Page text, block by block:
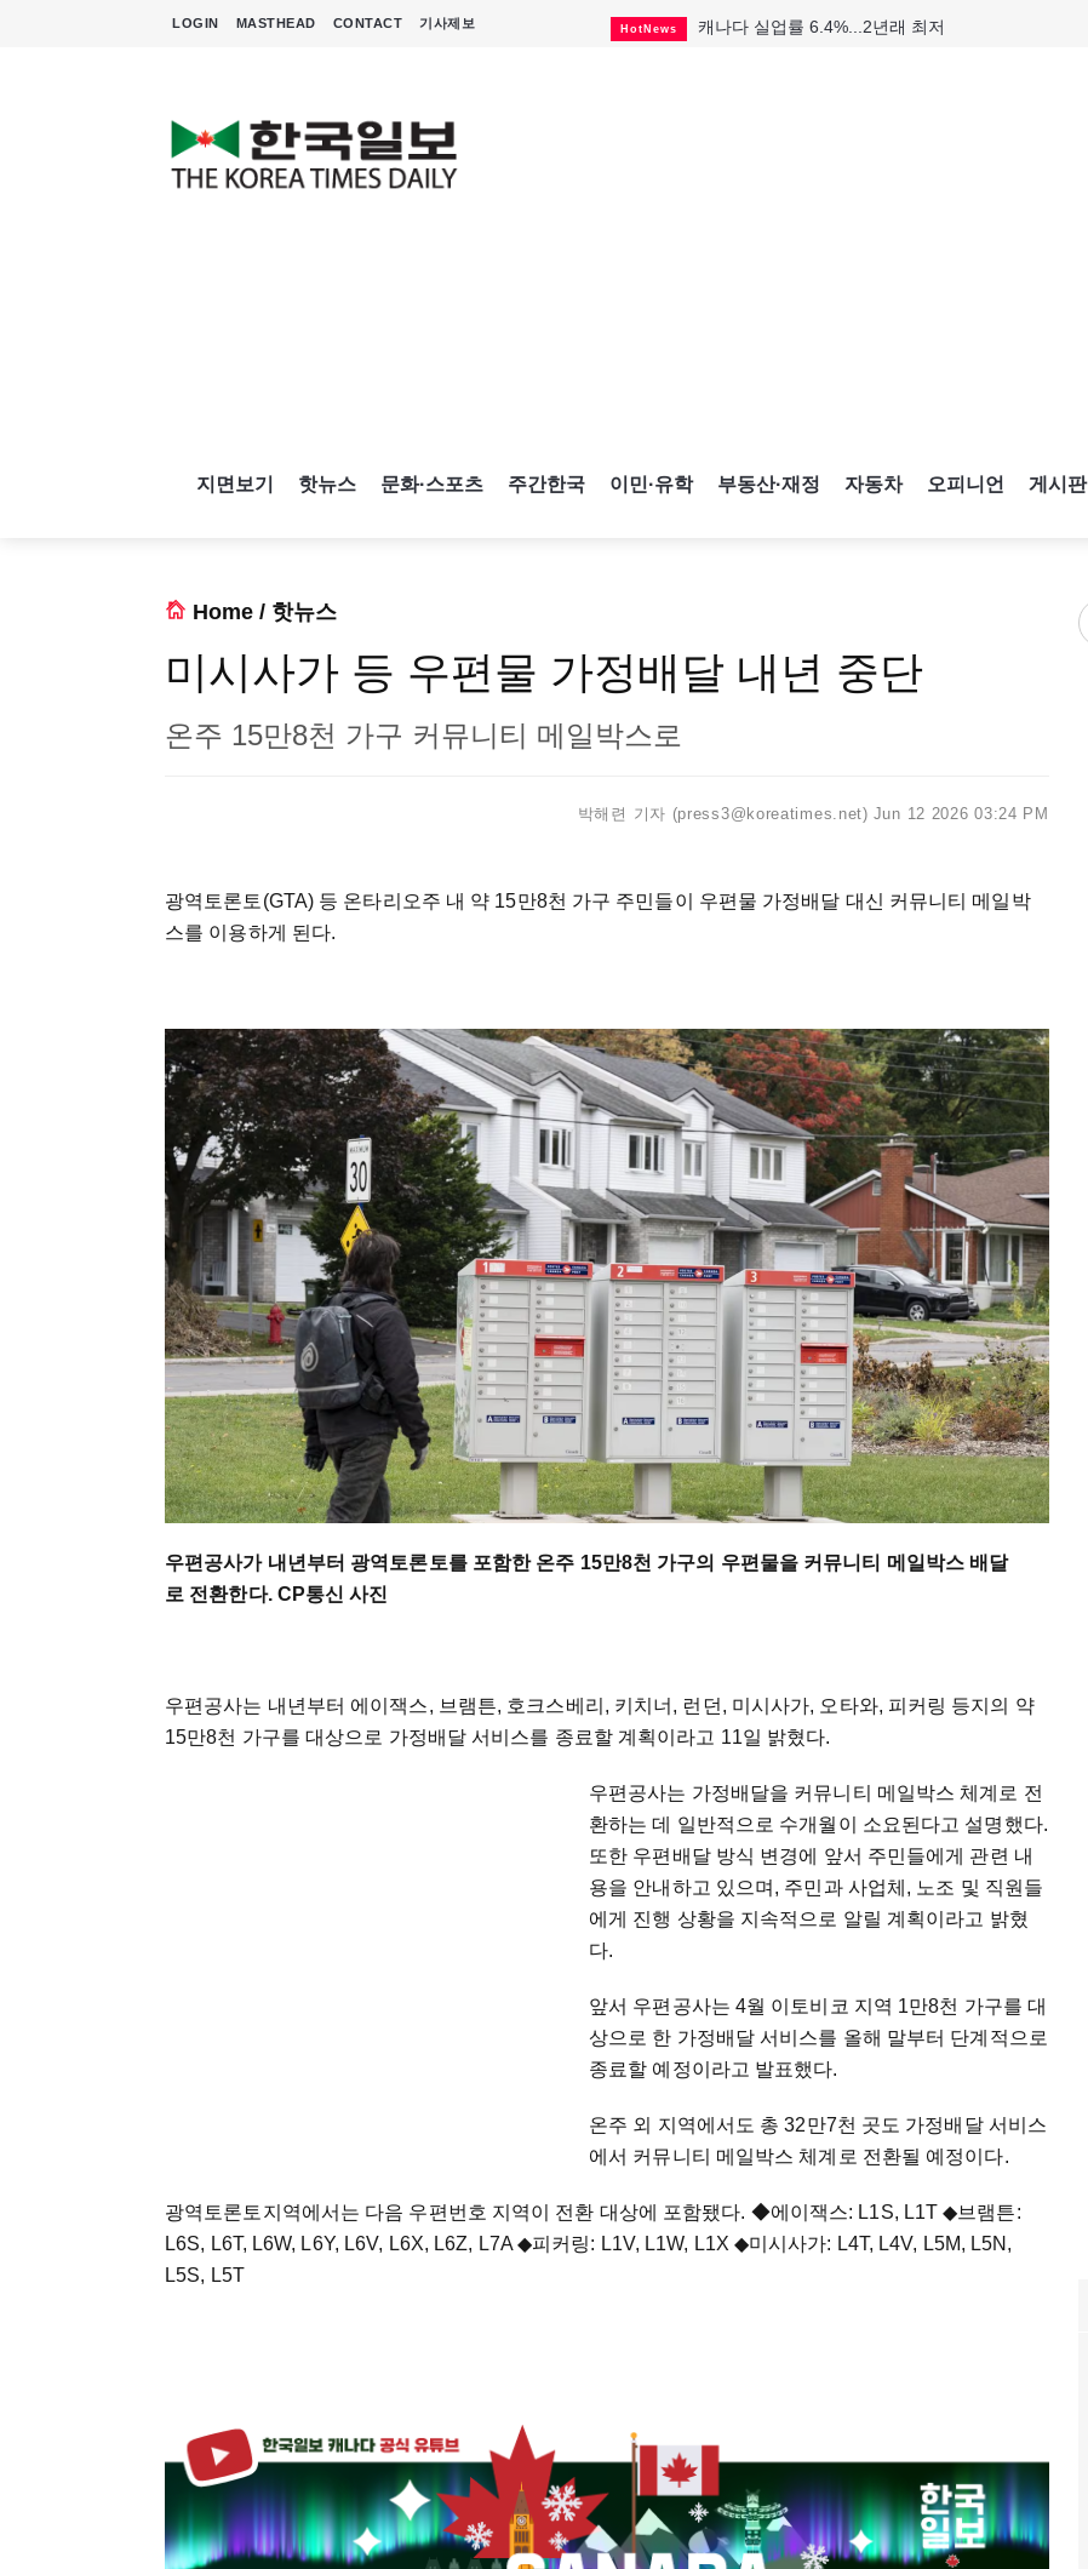
LOGIN MASTHEAD CONTACT 기사제보 HotNews 캐나다 실업률 6.4%...2년래 최저
지면보기 핫뉴스 문화·스포츠 주간한국 이민·유학 부동산·재정 자동차 오피니언 게시판
Home / 핫뉴스
미시사가 등 우편물 가정배달 내년 중단
온주 15만8천 가구 커뮤니티 메일박스로
박해련 기자 (press3@koreatimes.net) Jun 12 2026 03:24 PM
광역토론토(GTA) 등 온타리오주 내 약 15만8천 가구 주민들이 우편물 가정배달 대신 커뮤니티 메일박
스를 이용하게 된다.
우편공사가 내년부터 광역토론토를 포함한 온주 15만8천 가구의 우편물을 커뮤니티 메일박스 배달
로 전환한다. CP통신 사진
우편공사는 내년부터 에이잭스, 브램튼, 호크스베리, 키치너, 런던, 미시사가, 오타와, 피커링 등지의 약
15만8천 가구를 대상으로 가정배달 서비스를 종료할 계획이라고 11일 밝혔다.
우편공사는 가정배달을 커뮤니티 메일박스 체계로 전
환하는 데 일반적으로 수개월이 소요된다고 설명했다.
또한 우편배달 방식 변경에 앞서 주민들에게 관련 내
용을 안내하고 있으며, 주민과 사업체, 노조 및 직원들
에게 진행 상황을 지속적으로 알릴 계획이라고 밝혔
다.
앞서 우편공사는 4월 이토비코 지역 1만8천 가구를 대
상으로 한 가정배달 서비스를 올해 말부터 단계적으로
종료할 예정이라고 발표했다.
온주 외 지역에서도 총 32만7천 곳도 가정배달 서비스
에서 커뮤니티 메일박스 체계로 전환될 예정이다.
광역토론토지역에서는 다음 우편번호 지역이 전환 대상에 포함됐다. ◆에이잭스: L1S, L1T ◆브램튼:
L6S, L6T, L6W, L6Y, L6V, L6X, L6Z, L7A ◆피커링: L1V, L1W, L1X ◆미시사가: L4T, L4V, L5M, L5N,
L5S, L5T